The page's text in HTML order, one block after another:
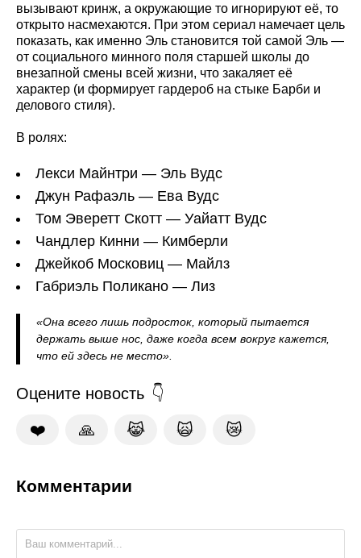
вызывают кринж, а окружающие то игнорируют её, то
открыто насмехаются. При этом сериал намечает цель
показать, как именно Эль становится той самой Эль —
от социального минного поля старшей школы до
внезапной смены всей жизни, что закаляет её
характер (и формирует гардероб на стыке Барби и
делового стиля).
В ролях:
Лекси Майнтри — Эль Вудс
Джун Рафаэль — Ева Вудс
Том Эверетт Скотт — Уайатт Вудс
Чандлер Кинни — Кимберли
Джейкоб Московиц — Майлз
Габриэль Поликано — Лиз
«Она всего лишь подросток, который пытается
держать выше нос, даже когда всем вокруг кажется,
что ей здесь не место».
Оцените новость
❤️ 🙏 😹 🙀 😿
Комментарии